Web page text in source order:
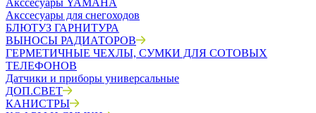
Акссесуары YAMAHA
Акссесуары для снегоходов
БЛЮТУЗ ГАРНИТУРА
ВЫНОСЫ РАДИАТОРОВ
ГЕРМЕТИЧНЫЕ ЧЕХЛЫ, СУМКИ ДЛЯ СОТОВЫХ
ТЕЛЕФОНОВ
Датчики и приборы универсальные
ДОП.СВЕТ
КАНИСТРЫ